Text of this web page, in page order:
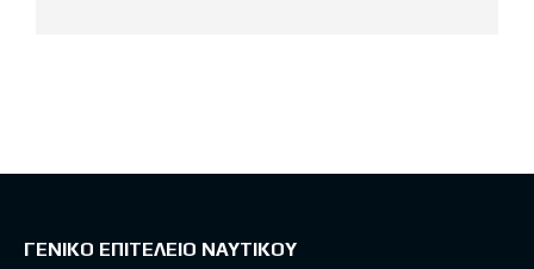
ΓΕΝΙΚΟ ΕΠΙΤΕΛΕΙΟ ΝΑΥΤΙΚΟΥ